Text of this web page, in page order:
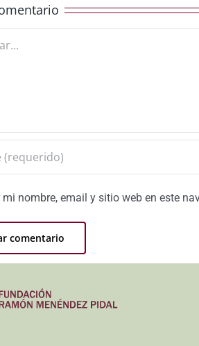
mi nombre, email y sitio web en este